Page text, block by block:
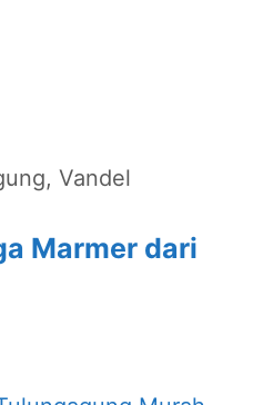
, Vandel
Marmer dari